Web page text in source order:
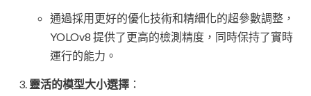
通過採用更好的優化技術和精細化的超參數調整，
YOLOv8 提供了更高的檢測精度，同時保持了實時
運行的能力。
靈活的模型大小選擇 ：